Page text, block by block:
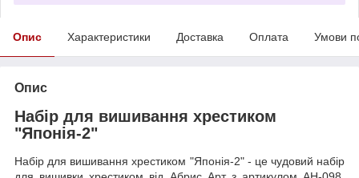
Опис Характеристики Доставка Оплата Умови
Опис
Набір для вишивання хрестиком
"Японія-2"
Набір для вишивання хрестиком "Японія-2" - це чудовий набір